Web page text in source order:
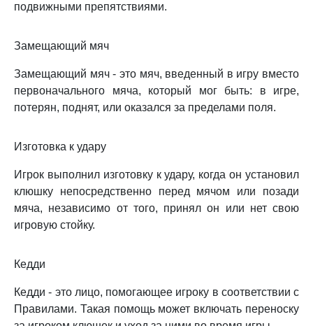
подвижными препятствиями.
Замещающий мяч
Замещающий мяч - это мяч, введенный в игру вместо
первоначального мяча, который мог быть: в игре,
потерян, поднят, или оказался за пределами поля.
Изготовка к удару
Игрок выполнил изготовку к удару, когда он установил
клюшку непосредственно перед мячом или позади
мяча, независимо от того, принял он или нет свою
игровую стойку.
Кедди
Кедди - это лицо, помогающее игроку в соответствии с
Правилами. Такая помощь может включать переноску